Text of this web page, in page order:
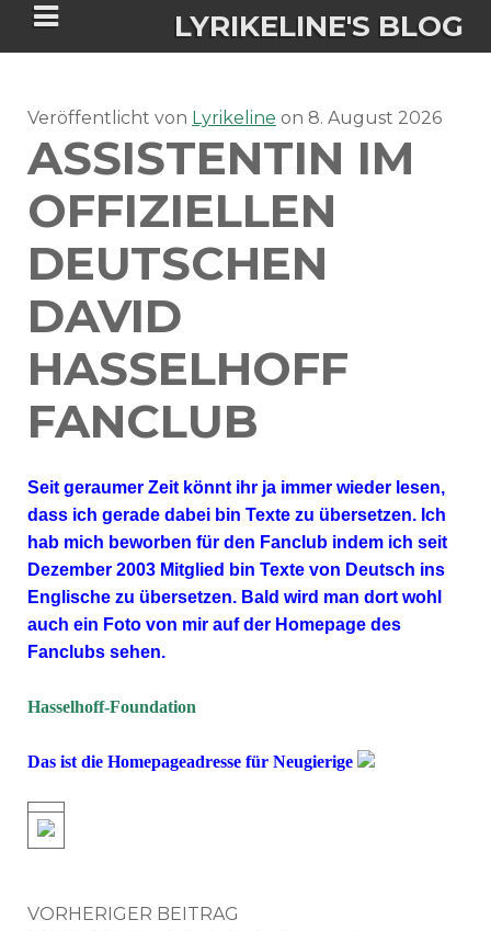
LYRIKELINE'S BLOG
Tania Morgan's Blog über alles, was
sie im Leben bewegt.
Veröffentlicht von Lyrikeline on 8. August 2026
ASSISTENTIN IM
OFFIZIELLEN
DEUTSCHEN
DAVID
HASSELHOFF
FANCLUB
Seit geraumer Zeit könnt ihr ja immer wieder lesen,
dass ich gerade dabei bin Texte zu übersetzen. Ich
hab mich beworben für den Fanclub indem ich seit
Dezember 2003 Mitglied bin Texte von Deutsch ins
Englische zu übersetzen. Bald wird man dort wohl
auch ein Foto von mir auf der Homepage des
Fanclubs sehen.
Hasselhoff-Foundation
Das ist die Homepageadresse für Neugierige
VORHERIGER BEITRAG